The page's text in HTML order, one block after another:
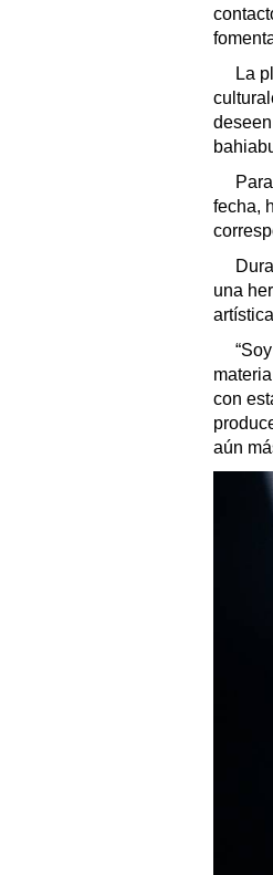
La
fecha,
una
con
aún